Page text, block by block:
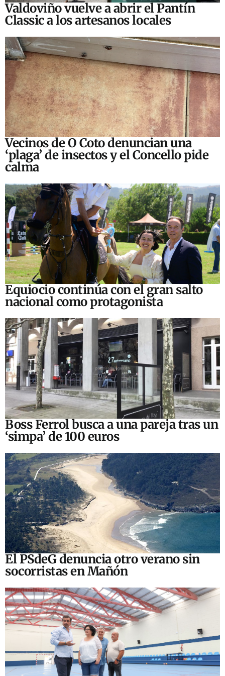
Valdoviño vuelve a abrir el Pantín
Classic a los artesanos locales
Vecinos de O Coto denuncian una
‘plaga’ de insectos y el Concello pide
calma
Equiocio continúa con el gran salto
nacional como protagonista
Boss Ferrol busca a una pareja tras un
‘simpa’ de 100 euros
El PSdeG denuncia otro verano sin
socorristas en Mañón